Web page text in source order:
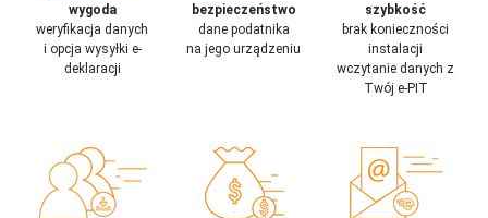
wygoda
weryfikacja danych
i opcja wysyłki e-
deklaracji
bezpieczeństwo
dane podatnika
na jego urządzeniu
szybkość
brak konieczności
instalacji
wczytanie danych z
Twój e-PIT